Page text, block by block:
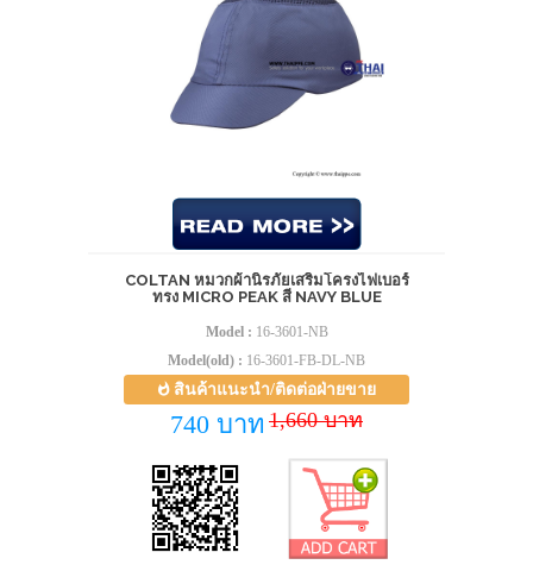
COLTAN หมวกผ้านิรภัยเสริมโครงไฟเบอร์
ทรง MICRO PEAK สี NAVY BLUE
Model : 16-3601-NB
Model(old) : 16-3601-FB-DL-NB
สินค้าแนะนำ/ติดต่อฝ่ายขาย
740 บาท 1,660 บาท